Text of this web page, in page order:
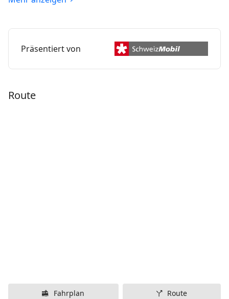
Ohren, Waden und Herz, eine wahrhaft internationale
Präsentiert von
Route
Fahrplan Route